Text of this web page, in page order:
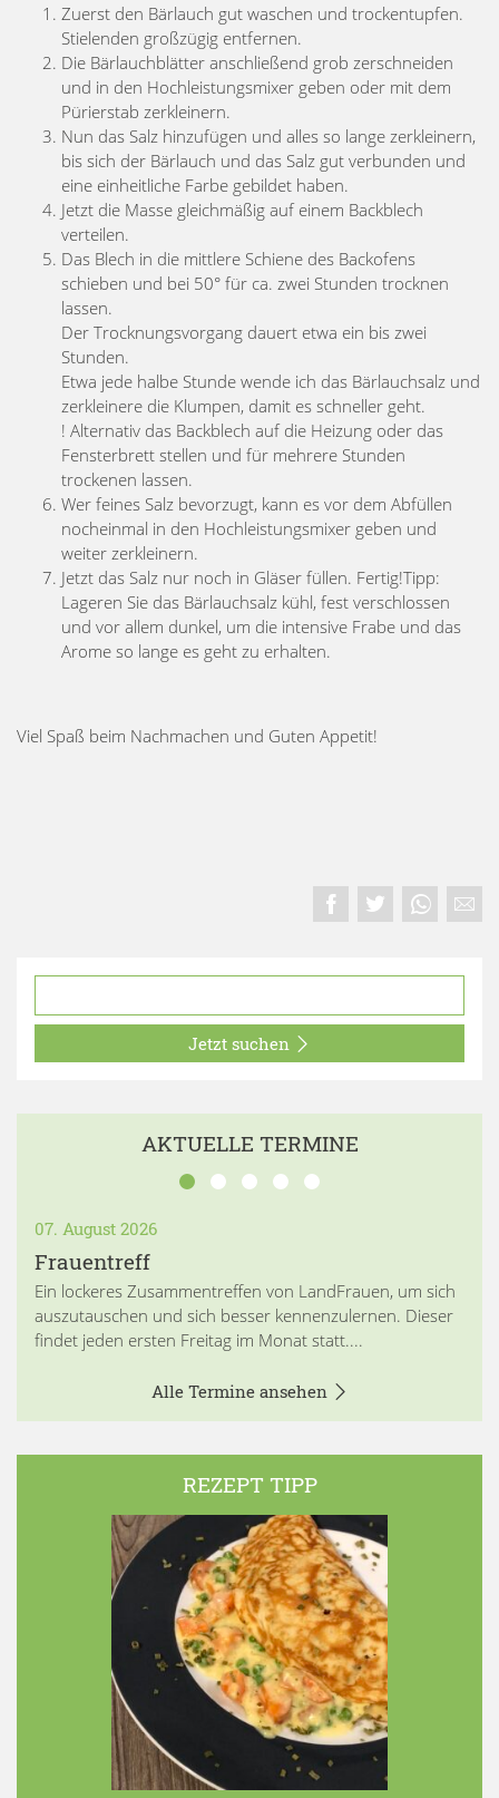
Zuerst den Bärlauch gut waschen und trockentupfen.
Stielenden großzügig entfernen.
Die Bärlauchblätter anschließend grob zerschneiden
und in den Hochleistungsmixer geben oder mit dem
Pürierstab zerkleinern.
Nun das Salz hinzufügen und alles so lange zerkleinern,
bis sich der Bärlauch und das Salz gut verbunden und
eine einheitliche Farbe gebildet haben.
Jetzt die Masse gleichmäßig auf einem Backblech
verteilen.
Das Blech in die mittlere Schiene des Backofens
schieben und bei 50° für ca. zwei Stunden trocknen
lassen.
Der Trocknungsvorgang dauert etwa ein bis zwei
Stunden.
Etwa jede halbe Stunde wende ich das Bärlauchsalz und
zerkleinere die Klumpen, damit es schneller geht.
! Alternativ das Backblech auf die Heizung oder das
Fensterbrett stellen und für mehrere Stunden
trockenen lassen.
Wer feines Salz bevorzugt, kann es vor dem Abfüllen
nocheinmal in den Hochleistungsmixer geben und
weiter zerkleinern.
Jetzt das Salz nur noch in Gläser füllen. Fertig!Tipp:
Lageren Sie das Bärlauchsalz kühl, fest verschlossen
und vor allem dunkel, um die intensive Frabe und das
Arome so lange es geht zu erhalten.
Viel Spaß beim Nachmachen und Guten Appetit!
Jetzt suchen
AKTUELLE TERMINE
07. August 2026
Frauentreff
Ein lockeres Zusammentreffen von LandFrauen, um sich
auszutauschen und sich besser kennenzulernen. Dieser
findet jeden ersten Freitag im Monat statt....
Alle Termine ansehen
REZEPT TIPP